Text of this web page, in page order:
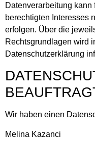
Datenverarbeitung
berechtigten Interesses
erfolgen. Über die
Rechtsgrundlagen wird
Datenschutzerklärung
Wir haben einen
Melina Kazanci